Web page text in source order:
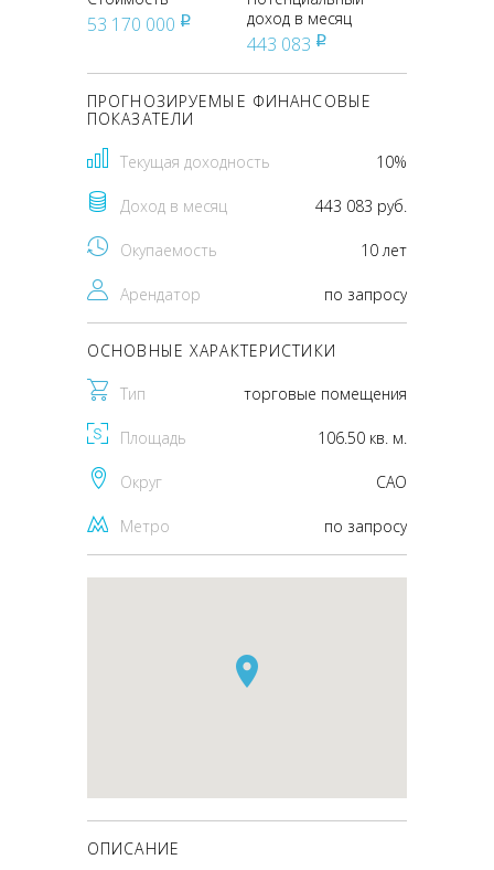
53 170 000 pуб
доход в месяц
443 083 pуб
ПРОГНОЗИРУЕМЫЕ ФИНАНСОВЫЕ
ПОКАЗАТЕЛИ
Текущая доходность 10%
Доход в месяц 443 083 руб.
Окупаемость 10 лет
Арендатор по запросу
ОСНОВНЫЕ ХАРАКТЕРИСТИКИ
Тип торговые помещения
Площадь 106.50 кв. м.
Округ CАО
Метро по запросу
ОПИСАНИЕ